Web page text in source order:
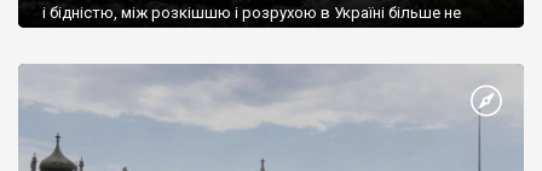
і бідністю, між розкішшю і розрухою в Україні більше не